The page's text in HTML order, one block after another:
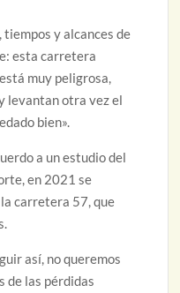
y alcances de
esta carretera
muy peligrosa,
levantan otra vez el
bien».
a un estudio del
en 2021 se
carretera 57, que
así, no queremos
de las pérdidas